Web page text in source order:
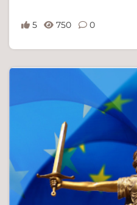
5 750 0
Ferdinand